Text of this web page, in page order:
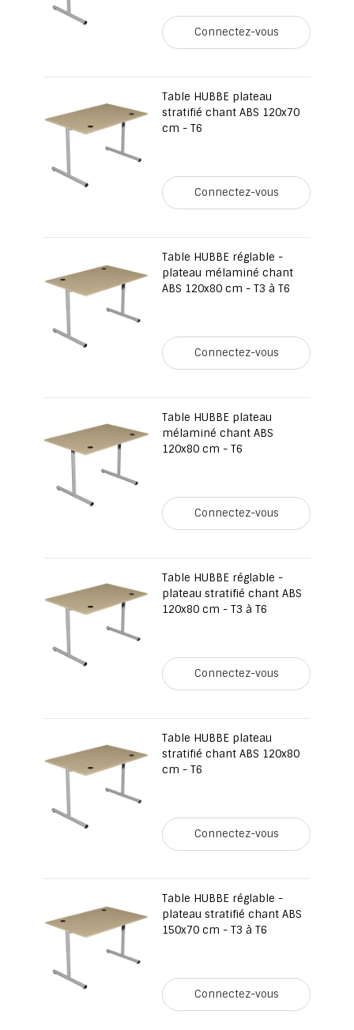
Connectez-vous
Table HUBBE plateau
stratifié chant ABS 120x70
cm - T6
Connectez-vous
Table HUBBE réglable -
plateau mélaminé chant
ABS 120x80 cm - T3 à T6
Connectez-vous
Table HUBBE plateau
mélaminé chant ABS
120x80 cm - T6
Connectez-vous
Table HUBBE réglable -
plateau stratifié chant ABS
120x80 cm - T3 à T6
Connectez-vous
Table HUBBE plateau
stratifié chant ABS 120x80
cm - T6
Connectez-vous
Table HUBBE réglable -
plateau stratifié chant ABS
150x70 cm - T3 à T6
Connectez-vous